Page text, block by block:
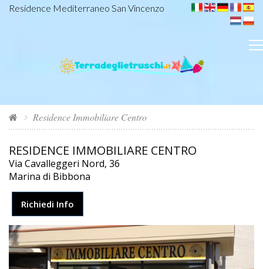
Residence Mediterraneo San Vincenzo
Residence Immobiliare Centro
RESIDENCE IMMOBILIARE CENTRO
Via Cavalleggeri Nord, 36
Marina di Bibbona
Richiedi Info